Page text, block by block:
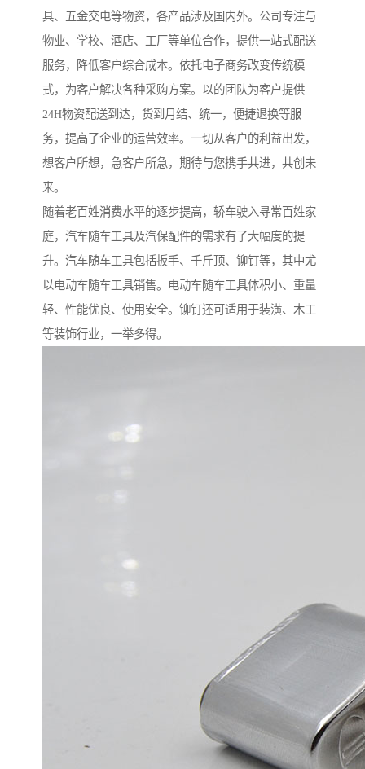
具、五金交电等物资，各产品涉及国内外。公司专注与
物业、学校、酒店、工厂等单位合作，提供一站式配送
服务，降低客户综合成本。依托电子商务改变传统模
式，为客户解决各种采购方案。以的团队为客户提供
24H物资配送到达，货到月结、统一，便捷退换等服
务，提高了企业的运营效率。一切从客户的利益出发，
想客户所想，急客户所急，期待与您携手共进，共创未
来。
随着老百姓消费水平的逐步提高，轿车驶入寻常百姓家
庭，汽车随车工具及汽保配件的需求有了大幅度的提
升。汽车随车工具包括扳手、千斤顶、铆钉等，其中尤
以电动车随车工具销售。电动车随车工具体积小、重量
轻、性能优良、使用安全。铆钉还可适用于装潢、木工
等装饰行业，一举多得。